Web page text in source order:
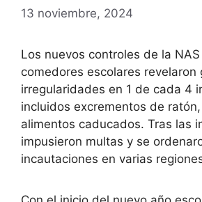
13 noviembre, 2024
Los nuevos controles de la
comedores escolares revelaron
irregularidades en 1 de cada 4
incluidos excrementos de
alimentos caducados. Tras las
impusieron multas y se
incautaciones en varias